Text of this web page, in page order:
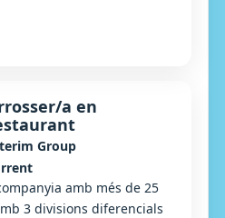
a en
Group
amb més de 25
3 divisions diferencials